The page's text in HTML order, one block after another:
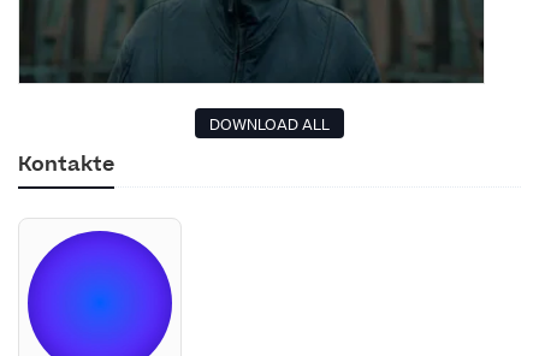
DOWNLOAD ALL
Kontakte